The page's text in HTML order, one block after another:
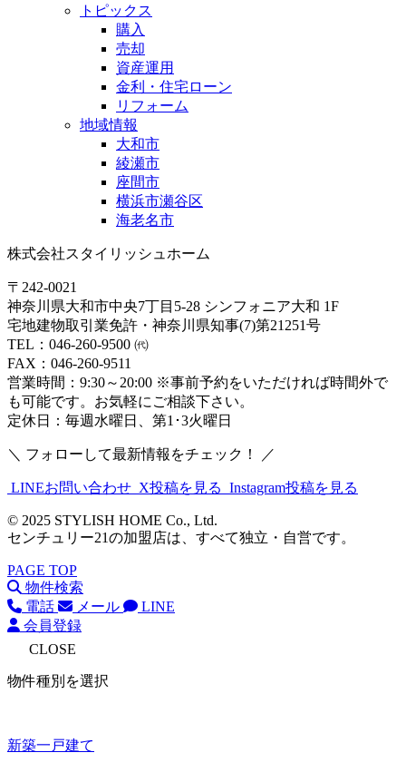
トピックス
購入
売却
資産運用
金利・住宅ローン
リフォーム
地域情報
大和市
綾瀬市
座間市
横浜市瀬谷区
海老名市
株式会社スタイリッシュホーム
〒242-0021
神奈川県大和市中央7丁目5-28 シンフォニア大和 1F
宅地建物取引業免許・神奈川県知事(7)第21251号
TEL：046-260-9500 ㈹
FAX：046-260-9511
営業時間：9:30～20:00 ※事前予約をいただければ時間外で
も可能です。お気軽にご相談下さい。
定休日：毎週水曜日、第1･3火曜日
＼ フォローして最新情報をチェック！ ／
LINEお問い合わせ X投稿を見る Instagram投稿を見る
© 2025 STYLISH HOME Co., Ltd.
センチュリー21の加盟店は、すべて独立・自営です。
PAGE TOP
物件検索
電話
メール
LINE
会員登録
CLOSE
物件種別を選択
新築一戸建て